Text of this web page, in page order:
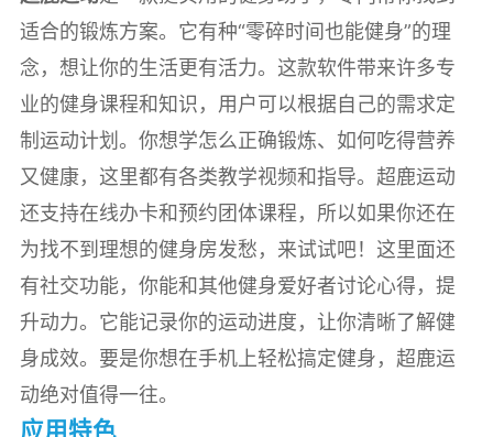
适合的锻炼方案。它有种“零碎时间也能健身”的理
念，想让你的生活更有活力。这款软件带来许多专
业的健身课程和知识，用户可以根据自己的需求定
制运动计划。你想学怎么正确锻炼、如何吃得营养
又健康，这里都有各类教学视频和指导。超鹿运动
还支持在线办卡和预约团体课程，所以如果你还在
为找不到理想的健身房发愁，来试试吧！这里面还
有社交功能，你能和其他健身爱好者讨论心得，提
升动力。它能记录你的运动进度，让你清晰了解健
身成效。要是你想在手机上轻松搞定健身，超鹿运
动绝对值得一往。
应用特色